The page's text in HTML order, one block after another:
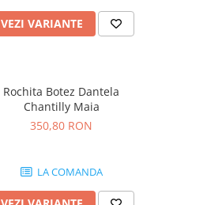
VEZI VARIANTE
Rochita Botez Dantela
Chantilly Maia
350,80 RON
LA COMANDA